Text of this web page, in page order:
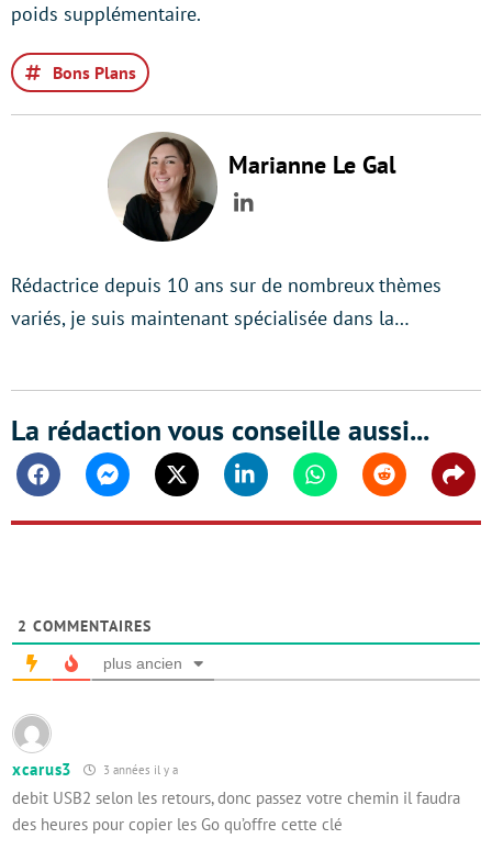
poids supplémentaire.
Bons Plans
Marianne Le Gal
LinkedIn
Rédactrice depuis 10 ans sur de nombreux thèmes
variés, je suis maintenant spécialisée dans la…
La rédaction vous conseille aussi...
FacebookMessengerTwitter Linkedin WhatsappReddit
2 COMMENTAIRES
plus ancien
xcarus3 3 années il y a
debit USB2 selon les retours, donc passez votre chemin il faudra
des heures pour copier les Go qu’offre cette clé